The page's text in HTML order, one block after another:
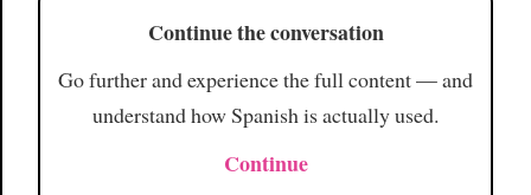
Continue the conversation
Go further and experience the full content — and
understand how Spanish is actually used.
Continue